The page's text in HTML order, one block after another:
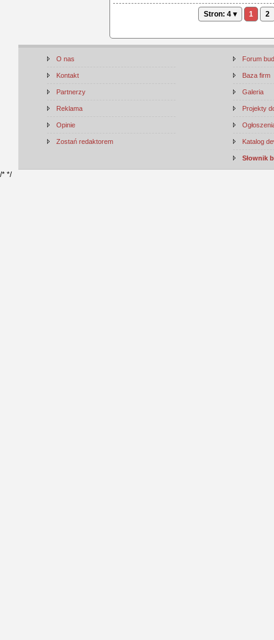
Stron: 4 ▾ 1 2
O nas
Kontakt
Partnerzy
Reklama
Opinie
Zostań redaktorem
Forum
Baza firm
Galeria
Projekty
Katalog
Słownik
/* */